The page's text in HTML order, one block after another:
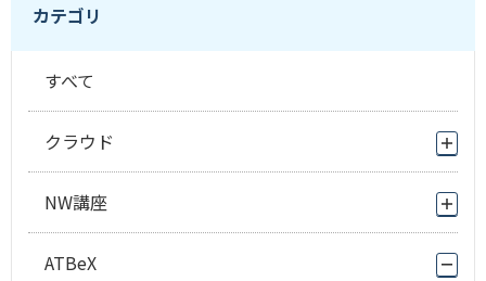
カテゴリ
すべて
クラウド
NW講座
ATBeX